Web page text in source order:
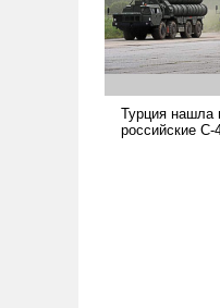
уязвимости
перед Китаем.